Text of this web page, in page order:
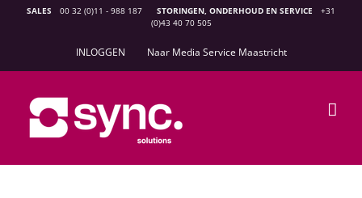
SALES 00 32 (0)11 - 988 187 STORINGEN, ONDERHOUD EN SERVICE
+31
(0)43 40 70 505
INLOGGEN Naar Media Service Maastricht